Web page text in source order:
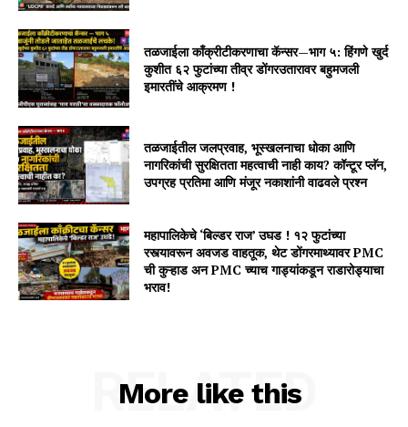
तळजाईला काँक्रीटीकरणाचा कॅन्सर—भाग ५: हिंगणे खुर्द
कुशीत ६२ फुटांच्या तीव्र डोंगरउतारावर बहुमजली
इमारतींचे आक्रमण !
तळजाईतील जलप्रवाह, भूस्खलनाचा धोका आणि
नागरिकांची सुरक्षितता महत्वाची नाही काय? कॉन्टूर प्लॅन,
उपग्रह प्रतिमा आणि मंजूर नकाशांनी वाढवले प्रश्न
महापालिकेचे ‘बिल्डर राज’ उघड ! १२ फुटांच्या
रस्त्यावरून अवजड वाहतूक, थेट डोंगरमाथ्यावर PMC
ची कुऱ्हाड अन PMC च्याच गाड्यांकडून राडारोड्याचा
भराव!
More like this
RELATED